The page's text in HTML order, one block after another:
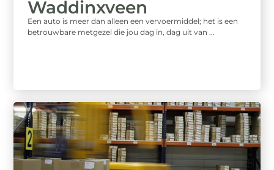
Waddinxveen
Een auto is meer dan alleen een vervoermiddel; het is een
betrouwbare metgezel die jou dag in, dag uit van ...